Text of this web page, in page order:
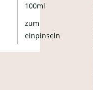
100ml
zum
einpinseln